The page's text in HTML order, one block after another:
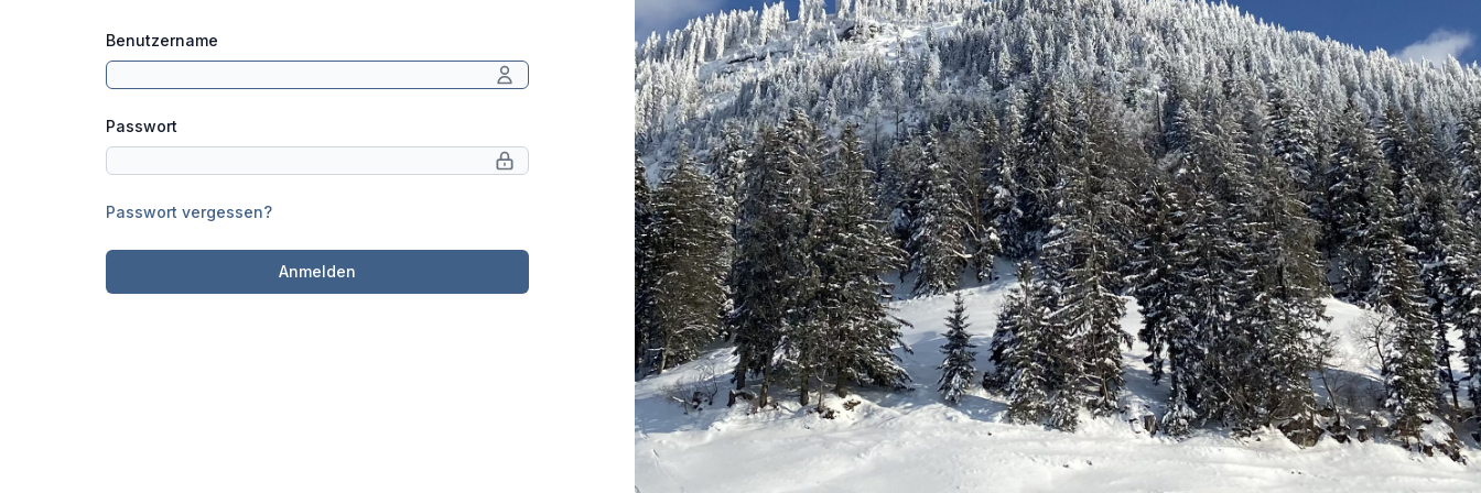
Benutzername
Passwort
Passwort vergessen?
Anmelden